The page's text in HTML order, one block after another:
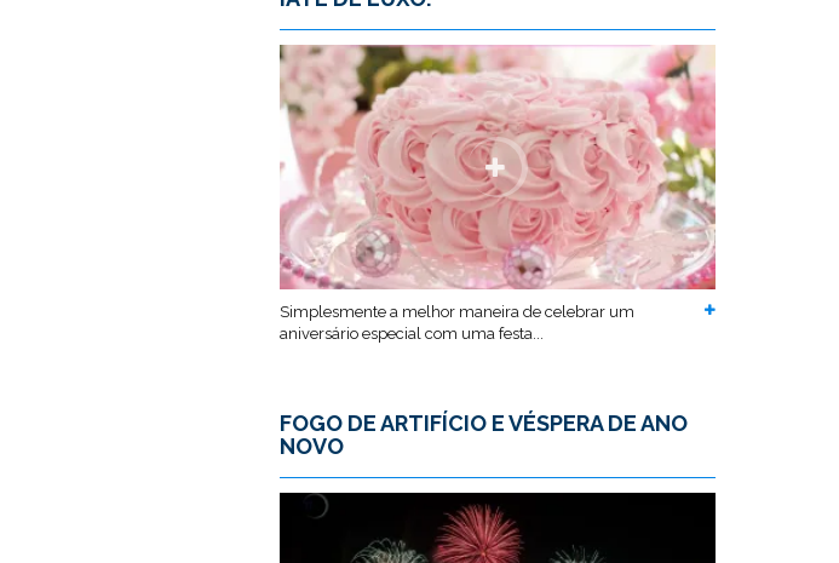
Simplesmente a melhor maneira de celebrar um
aniversário especial com uma festa...
FOGO DE ARTIFÍCIO E VÉSPERA DE ANO
NOVO